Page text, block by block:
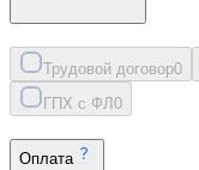
Трудовой договор0
ГПХ с ФЛ 0
Оплата